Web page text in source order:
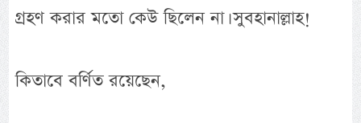
গ্রহণ করার মতো কেউ ছিলেন না। সুবহানাল্লাহ!
কিতাবে বর্ণিত রয়েছেন,